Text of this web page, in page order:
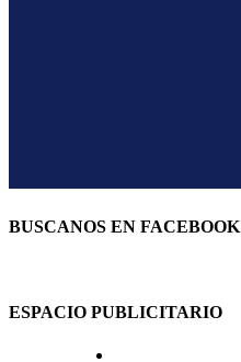
BUSCANOS EN FACEBOOK
ESPACIO PUBLICITARIO